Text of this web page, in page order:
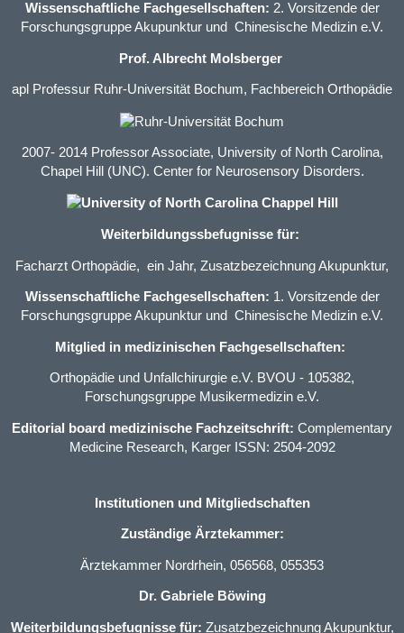
Wissenschaftliche Fachgesellschaften: 2. Vorsitzende der
Forschungsgruppe Akupunktur und Chinesische Medizin e.V.
Prof. Albrecht Molsberger
apl Professur Ruhr-Universität Bochum, Fachbereich Orthopädie
2007- 2014 Professor Associate, University of North Carolina,
Chapel Hill (UNC). Center for Neurosensory Disorders.
Weiterbildungssbefugnisse für:
Facharzt Orthopädie, ein Jahr, Zusatzbezeichnung Akupunktur,
Wissenschaftliche Fachgesellschaften: 1. Vorsitzende der
Forschungsgruppe Akupunktur und Chinesische Medizin e.V.
Mitglied in medizinischen Fachgesellschaften:
Orthopädie und Unfallchirurgie e.V. BVOU - 105382,
Forschungsgruppe Musikermedizin e.V.
Editorial board medizinische Fachzeitschrift: Complementary
Medicine Research, Karger ISSN: 2504-2092
Institutionen und Mitgliedschaften
Zuständige Ärztekammer:
Ärztekammer Nordrhein, 056568, 055353
Dr. Gabriele Böwing
Weiterbildungsbefugnisse für: Zusatzbezeichnung Akupunktur,